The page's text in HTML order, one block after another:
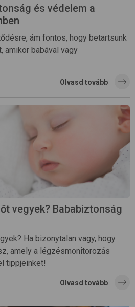
és védelem a
ám fontos, hogy betartsunk
amikor babával vagy
Olvasd tovább
vegyek? Bababiztonság
Ha bizonytalan vagy, hogy
amely a légzésmonitorozás
tippjeinket!
Olvasd tovább